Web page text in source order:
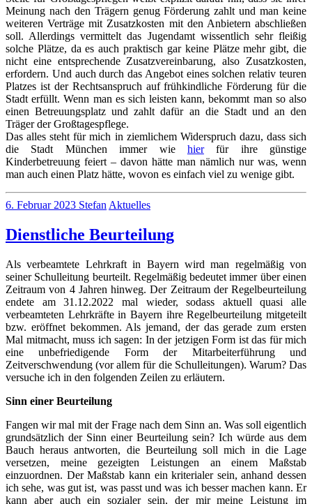
Meinung nach den Trägern genug Förderung zahlt und man keine
weiteren Verträge mit Zusatzkosten mit den Anbietern abschließen
soll. Allerdings vermittelt das Jugendamt wissentlich sehr fleißig
solche Plätze, da es auch praktisch gar keine Plätze mehr gibt, die
nicht eine entsprechende Zusatzvereinbarung, also Zusatzkosten,
erfordern. Und auch durch das Angebot eines solchen relativ teuren
Platzes ist der Rechtsanspruch auf frühkindliche Förderung für die
Stadt erfüllt. Wenn man es sich leisten kann, bekommt man so also
einen Betreuungsplatz und zahlt dafür an die Stadt und an den
Träger der Großtagespflege.
Das alles steht für mich in ziemlichem Widerspruch dazu, dass sich
die Stadt München immer wie hierfür ihre günstige
Kinderbetreuung feiert – davon hätte man nämlich nur was, wenn
man auch einen Platz hätte, wovon es einfach viel zu wenige gibt.
6. Februar 2023 Stefan Aktuelles
Dienstliche Beurteilung
Als verbeamtete Lehrkraft in Bayern wird man regelmäßig von
seiner Schulleitung beurteilt. Regelmäßig bedeutet immer über einen
Zeitraum von 4 Jahren hinweg. Der Zeitraum der Regelbeurteilung
endete am 31.12.2022 mal wieder, sodass aktuell quasi alle
verbeamteten Lehrkräfte in Bayern ihre Regelbeurteilung mitgeteilt
bzw. eröffnet bekommen. Als jemand, der das gerade zum ersten
Mal mitmacht, muss ich sagen: In der jetzigen Form ist das für mich
eine unbefriedigende Form der Mitarbeiterführung und
Zeitverschwendung (vor allem für die Schulleitungen). Warum? Das
versuche ich in den folgenden Zeilen zu erläutern.
Sinn einer Beurteilung
Fangen wir mal mit der Frage nach dem Sinn an. Was soll eigentlich
grundsätzlich der Sinn einer Beurteilung sein? Ich würde aus dem
Bauch heraus antworten, die Beurteilung soll mich in die Lage
versetzen, meine gezeigten Leistungen an einem Maßstab
einzuordnen. Der Maßstab kann ein kriterialer sein, anhand dessen
ich sehe, was gut ist, was passt und was ich besser machen kann. Er
kann aber auch ein sozialer sein, der mir meine Leistung im